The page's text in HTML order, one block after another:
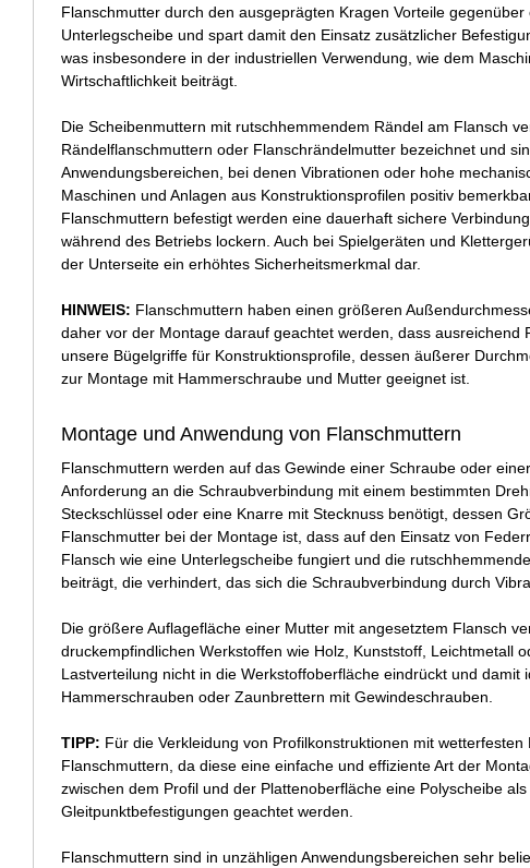
Flanschmutter durch den ausgeprägten Kragen Vorteile
Unterlegscheibe und spart damit den Einsatz zusätzlicher
was insbesondere in der industriellen Verwendung, wie dem
Wirtschaftlichkeit beiträgt.
Die Scheibenmuttern mit rutschhemmendem Rändel am Flansch
Rändelflanschmuttern oder Flanschrändelmutter bezeichnet und
Anwendungsbereichen, bei denen Vibrationen oder hohe
Maschinen und Anlagen aus Konstruktionsprofilen positiv
Flanschmuttern befestigt werden eine dauerhaft sichere
während des Betriebs lockern. Auch bei Spielgeräten und
der Unterseite ein erhöhtes Sicherheitsmerkmal dar.
HINWEIS: Flanschmuttern haben einen größeren
daher vor der Montage darauf geachtet werden, dass
unsere Bügelgriffe für Konstruktionsprofile, dessen äußerer
zur Montage mit Hammerschraube und Mutter geeignet ist.
Montage und Anwendung von Flanschmuttern
Flanschmuttern werden auf das Gewinde einer Schraube oder
Anforderung an die Schraubverbindung mit einem bestimmten
Steckschlüssel oder eine Knarre mit Stecknuss benötigt, dessen
Flanschmutter bei der Montage ist, dass auf den Einsatz von
Flansch wie eine Unterlegscheibe fungiert und die
beiträgt, die verhindert, das sich die Schraubverbindung durch
Die größere Auflagefläche einer Mutter mit angesetztem Flansch
druckempfindlichen Werkstoffen wie Holz, Kunststoff, Leichtmetall
Lastverteilung nicht in die Werkstoffoberfläche eindrückt und
Hammerschrauben oder Zaunbrettern mit Gewindeschrauben.
TIPP: Für die Verkleidung von Profilkonstruktionen mit
Flanschmuttern, da diese eine einfache und effiziente Art der
zwischen dem Profil und der Plattenoberfläche eine Polyscheibe
Gleitpunktbefestigungen geachtet werden.
Flanschmuttern sind in unzähligen Anwendungsbereichen sehr